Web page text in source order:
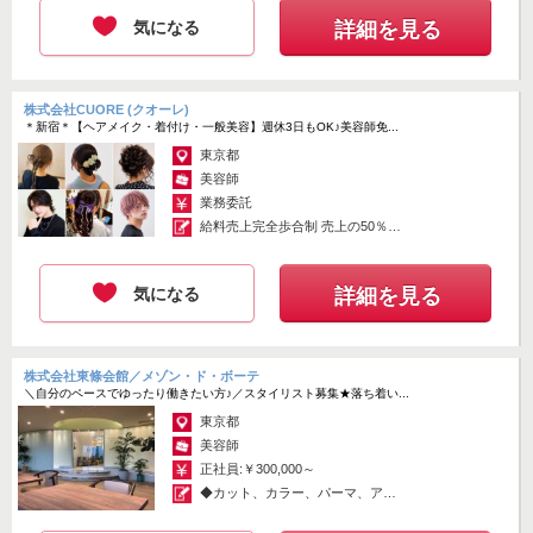
気になる 詳細を見る
株式会社CUORE (クオーレ)
＊新宿＊【ヘアメイク・着付け・一般美容】週休3日もOK♪美容師免...
東京都
美容師
業務委託
気になる 詳細を見る
株式会社東條会館／メゾン・ド・ボーテ
＼自分のペースでゆったり働きたい方♪／スタイリスト募集★落ち着い...
東京都
美容師
正社員:￥300,000～